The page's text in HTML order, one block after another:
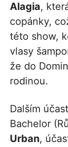
Alagia,
copánky,
této show,
vlasy
že do
rodinou.
Dalším
Bachelor
Urban,